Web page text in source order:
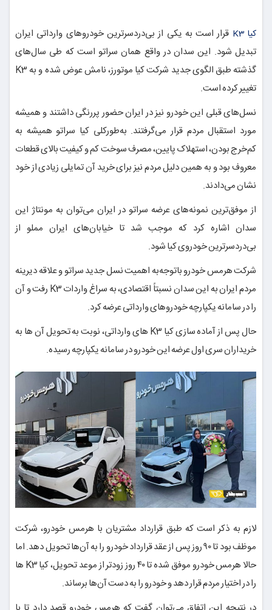
کیا K3
قرار است به یکی از بی‌دردسرترین خودروهای وارداتی ایران
تبدیل شود. این سدان در واقع همان سراتو است که طی سال‌های
گذشته طبق الگوی جدید شرکت کیا موتورز، نامش عوض شده و به K3
تغییر کرده است.
نسل‌های قبلی این خودرو نیز در ایران حضور پررنگی داشتند و همیشه
مورد استقبال مردم قرار می‌گرفتند. به‌طورکلی کیا سراتو همیشه به
کم‌خرج بودن، استهلاک پایین، مصرف سوخت کم و کیفیت بالای قطعات
معروف بود و به همین دلیل مردم نیز برای خرید آن تمایلی زیادی از خود
نشان می‌دادند.
از موفق‌ترین نمونه‌های عرضه سراتو در ایران می‌توان به مونتاژ این
سدان اشاره کرد که موجب شد تا خیابان‌های ایران مملو از
بی‌دردسرترین خودروی کیا شود.
شرکت هرمس خودرو باتوجه‌به اهمیت نسل جدید سراتو و علاقه دیرینه
مردم ایران به این سدان نسبتاً اقتصادی، به سراغ واردات K3 رفت و آن
را در سامانه یکپارچه خودروهای وارداتی عرضه کرد.
حال پس از آماده سازی کیا K3 های وارداتی، نوبت به تحویل آن ها به
خریداران سری اول عرضه این خودرو در سامانه یکپارچه رسیده.
لازم به ذکر است که طبق قرارداد مشتریان با هرمس خودرو، شرکت
موظف بود تا ۹۰ روز پس از عقد قرارداد خودرو را به آن‌ها تحویل دهد. اما
حالا هرمس خودرو موفق شده تا ۴۰ روز زودتر از موعد تحویل، کیا K3 ها
را در اختیار مردم قرار دهد و خودرو را به دست آن‌ها برساند.